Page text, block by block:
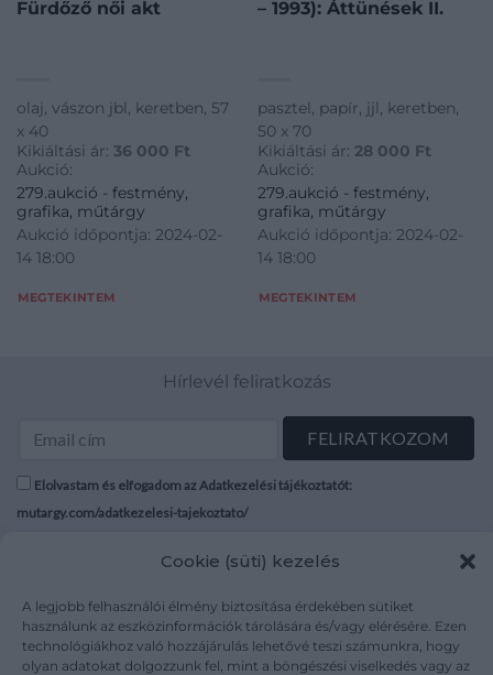
Cookie (süti) kezelés
A legjobb felhasználói élmény biztosítása érdekében sütiket
használunk az eszközinformációk tárolására és/vagy elérésére. Ezen
technológiákhoz való hozzájárulás lehetővé teszi számunkra, hogy
olyan adatokat dolgozzunk fel, mint a böngészési viselkedés vagy az
Fürdőző női akt
olaj, vászon jbl, keretben, 57
x 40
Kikiáltási ár: 36 000 Ft
Aukció:
279.aukció - festmény,
grafika, műtárgy
Aukció időpontja: 2024-02-
14 18:00
MEGTEKINTEM
– 1993): Áttünések II.
pasztel, papír, jjl, keretben,
50 x 70
Kikiáltási ár: 28 000 Ft
Aukció:
279.aukció - festmény,
grafika, műtárgy
Aukció időpontja: 2024-02-
14 18:00
MEGTEKINTEM
Hírlevél feliratkozás
Elolvastam és elfogadom az Adatkezelési tájékoztatót:
mutargy.com/adatkezelesi-tajekoztato/
Médiaajánlat
Karrier
Kapcsolat
Áraink
ÁSZF
Adatvédelem
Impresszum